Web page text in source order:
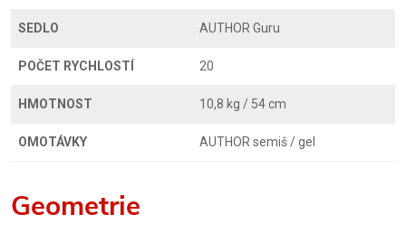
SEDLO AUTHOR Guru
POČET RYCHLOSTÍ 20
HMOTNOST 10,8 kg / 54 cm
OMOTÁVKY AUTHOR semiš / gel
Geometrie